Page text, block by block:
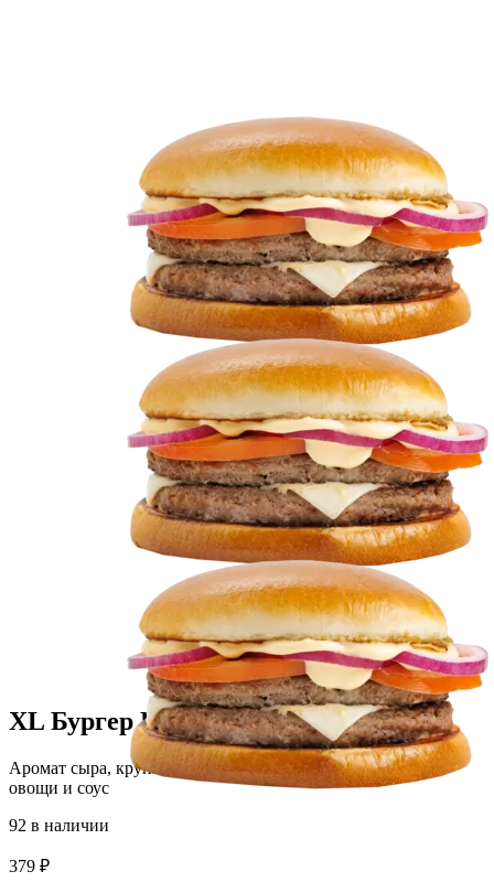
XL Бургер Настырный сырный
Аромат сыра, крупная булочка Бриошь, двойная котлета,
овощи и соус
92 в наличии
379 ₽